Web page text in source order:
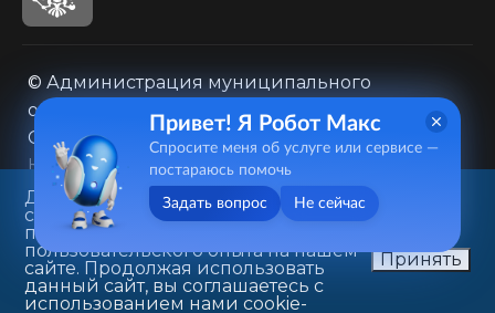
© Администрация муниципального
образования городского округа «Город
Саратов»
Контакты
Карта сайта
Политика в отношении обработки
персональных данных
410031, г. Саратов, ул. Первомайская, д. 78
+7(8452)26-02-49
Данный веб-сайт использует
cookie-файлы в целях
предоставления вам лучшего
пользовательского опыта на нашем
сайте. Продолжая использовать
данный сайт, вы соглашаетесь с
использованием нами cookie-
Принять
Привет! Я Робот Макс
Спросите меня об услуге или сервисе —
постараюсь помочь
Задать вопрос Не сейчас